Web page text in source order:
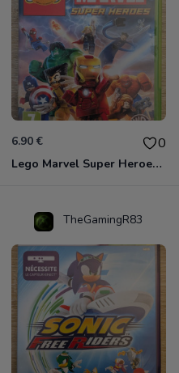
6.90 € 0
Lego Marvel Super Heroes Xbox 360
TheGamingR83